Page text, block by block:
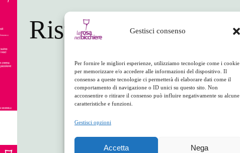
Gestisci consenso
Per fornire le migliori esperienze, utilizziamo tecnologie come i cookie
per memorizzare e/o accedere alle informazioni del dispositivo. Il
consenso a queste tecnologie ci permetterà di elaborare dati come il
comportamento di navigazione o ID unici su questo sito. Non
acconsentire o ritirare il consenso può influire negativamente su alcune
caratteristiche e funzioni.
Gestisci opzioni
Accetta Nega
Ristorante 5
facebooktwitterlinkedinwhatsapptelegram
pinterest email link